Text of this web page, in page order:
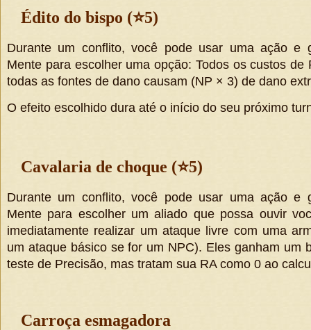
Édito do bispo (⭐5)
Durante um conflito, você pode usar uma ação e
Mente para escolher uma opção: Todos os custos de
todas as fontes de dano causam (NP × 3) de dano
O efeito escolhido dura até o início do seu próximo
Cavalaria de choque (⭐5)
Durante um conflito, você pode usar uma ação e
Mente para escolher um aliado que possa ouvir
imediatamente realizar um ataque livre com uma
um ataque básico se for um NPC). Eles ganham um
teste de Precisão, mas tratam sua RA como 0 ao
Carroça esmagadora